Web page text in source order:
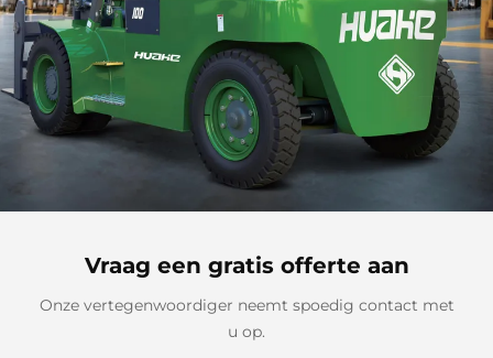
Vraag een gratis offerte aan
Onze vertegenwoordiger neemt spoedig contact met
u op.